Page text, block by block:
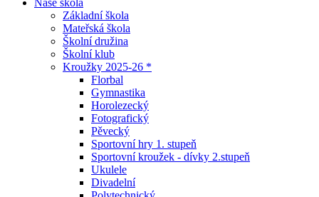
Naše škola
Základní škola
Mateřská škola
Školní družina
Školní klub
Kroužky 2025-26 *
Florbal
Gymnastika
Horolezecký
Fotografický
Pěvecký
Sportovní hry 1. stupeň
Sportovní kroužek - dívky 2.stupeň
Ukulele
Divadelní